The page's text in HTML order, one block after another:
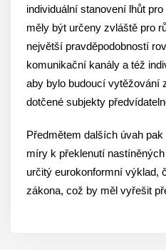
individuální stanovení lhůt
měly být určeny zvláště pro
největší pravděpodobností
komunikační kanály a též
aby bylo budoucí vytěžování
dotčené subjekty
Předmětem dalších úvah
míry k překlenutí
určitý eurokonformní výklad,
zákona, což by měl vyřešit